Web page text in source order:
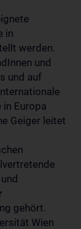
in
werden.
und
und auf
Europa
Geiger leitet
und
gehört.
Wien